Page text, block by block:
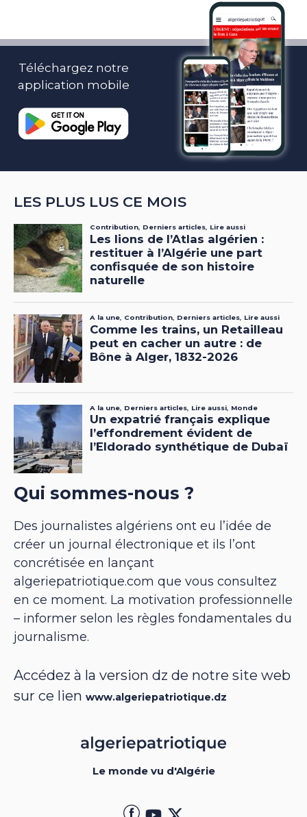
Téléchargez notre
application mobile
LES PLUS LUS CE MOIS
Qui sommes-nous ?
Des journalistes algériens ont eu l’idée de
créer un journal électronique et ils l’ont
concrétisée en lançant
algeriepatriotique.com que vous consultez
en ce moment. La motivation professionnelle
– informer selon les règles fondamentales du
journalisme.
Accédez à la version dz de notre site web
sur ce lien www.algeriepatriotique.dz
Le monde vu d'Algérie